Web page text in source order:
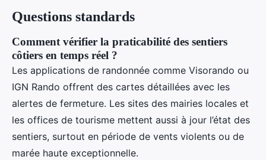
Questions standards
Comment vérifier la praticabilité des sentiers
côtiers en temps réel ?
Les applications de randonnée comme Visorando ou
IGN Rando offrent des cartes détaillées avec les
alertes de fermeture. Les sites des mairies locales et
les offices de tourisme mettent aussi à jour l’état des
sentiers, surtout en période de vents violents ou de
marée haute exceptionnelle.